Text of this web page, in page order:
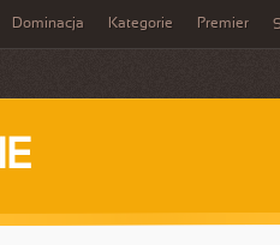
Dominacja Kategorie Premier